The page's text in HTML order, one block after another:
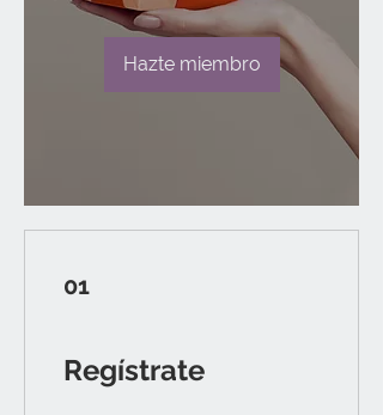
Hazte miembro
01
Regístrate